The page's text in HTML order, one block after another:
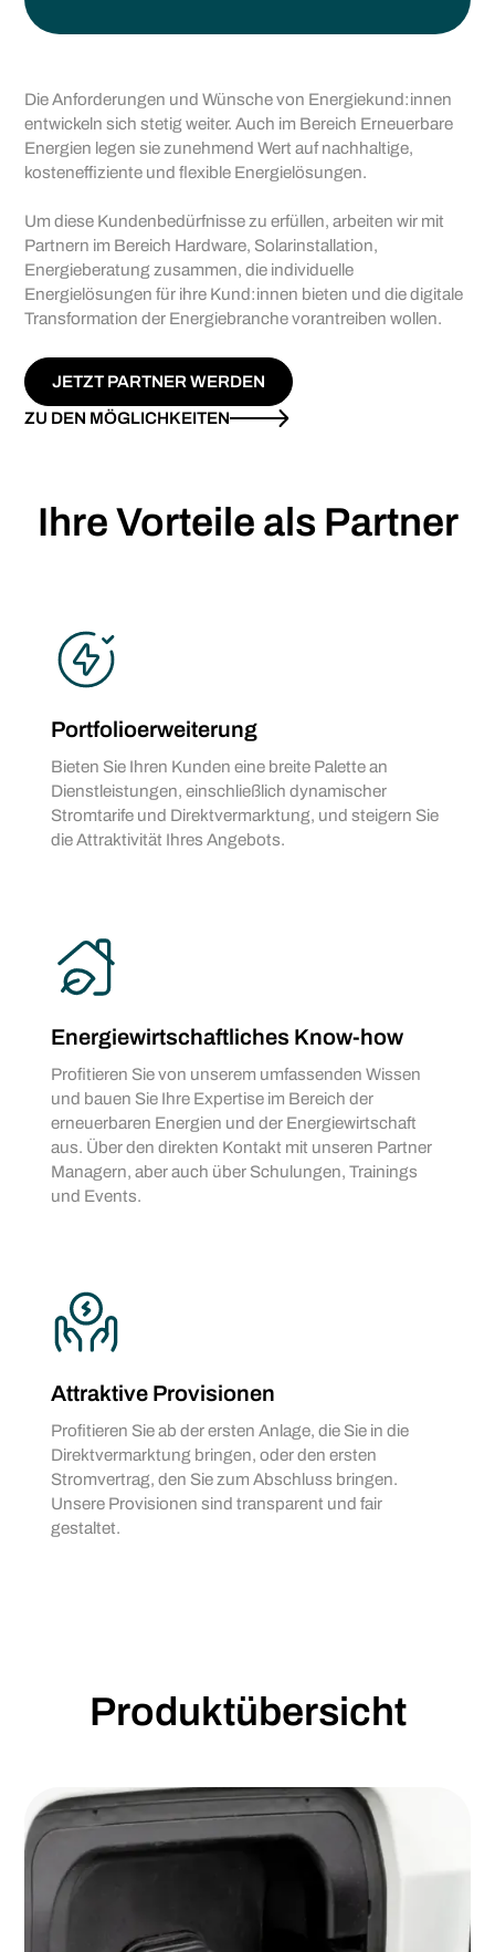
Die Anforderungen und Wünsche von Energiekund:innen
entwickeln sich stetig weiter. Auch im Bereich Erneuerbare
Energien legen sie zunehmend Wert auf nachhaltige,
kosteneffiziente und flexible Energielösungen.
Um diese Kundenbedürfnisse zu erfüllen, arbeiten wir mit
Partnern im Bereich Hardware, Solarinstallation,
Energieberatung zusammen, die individuelle
Energielösungen für ihre Kund:innen bieten und die digitale
Transformation der Energiebranche vorantreiben wollen.
JETZT PARTNER WERDEN
ZU DEN MÖGLICHKEITEN
Ihre Vorteile als Partner
Portfolioerweiterung
Bieten Sie Ihren Kunden eine breite Palette an
Dienstleistungen, einschließlich dynamischer
Stromtarife und Direktvermarktung, und steigern Sie
die Attraktivität Ihres Angebots.
Energiewirtschaftliches Know-how
Profitieren Sie von unserem umfassenden Wissen
und bauen Sie Ihre Expertise im Bereich der
erneuerbaren Energien und der Energiewirtschaft
aus. Über den direkten Kontakt mit unseren Partner
Managern, aber auch über Schulungen, Trainings
und Events.
Attraktive Provisionen
Profitieren Sie ab der ersten Anlage, die Sie in die
Direktvermarktung bringen, oder den ersten
Stromvertrag, den Sie zum Abschluss bringen.
Unsere Provisionen sind transparent und fair
gestaltet.
Produktübersicht